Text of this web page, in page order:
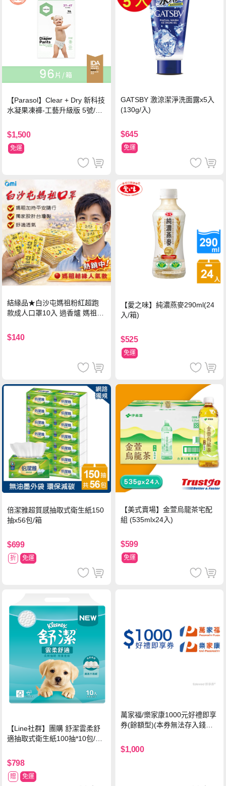
【Parasol】Clear + Dry 新科技
水凝果凍褲-工藝升級版 5號/XL
$1,500
免運
GATSBY 激涼潔淨洗面露x5入
(130g/入)
$645
免運
結緣品★白沙屯媽祖粉紅超跑
款成人口罩10入 過香爐 媽祖加
$140
【愛之味】純濃燕麥290ml(24
入/箱)
$525
免運
倍潔雅超質感抽取式衛生紙150
抽x56包/箱
$699
折 免運
【美式賣場】金萱烏龍茶宅配
組 (535mlx24入)
$599
免運
【Line社群】團購 舒潔雲柔舒
適抽取式衛生紙100抽*10包/6
$798
贈 免運
萬家福/樂家康1000元好禮即享
券(餘額型)(本券無法存入錢包
$1,000